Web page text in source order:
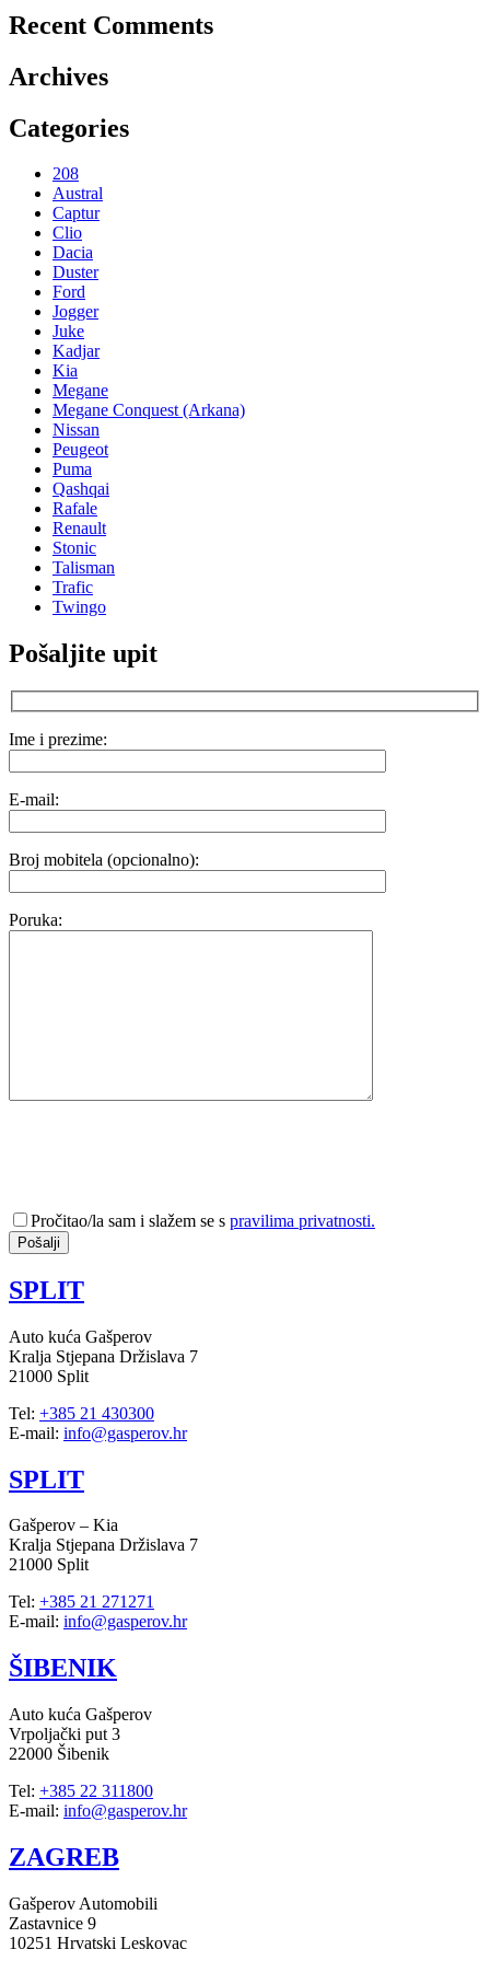
Recent Comments
Archives
Categories
208
Austral
Captur
Clio
Dacia
Duster
Ford
Jogger
Juke
Kadjar
Kia
Megane
Megane Conquest (Arkana)
Nissan
Peugeot
Puma
Qashqai
Rafale
Renault
Stonic
Talisman
Trafic
Twingo
Pošaljite upit
Ime i prezime:
E-mail:
Broj mobitela (opcionalno):
Poruka:
Pročitao/la sam i slažem se s pravilima privatnosti.
SPLIT
Auto kuća Gašperov
Kralja Stjepana Držislava 7
21000 Split
Tel: +385 21 430300
E-mail: info@gasperov.hr
SPLIT
Gašperov – Kia
Kralja Stjepana Držislava 7
21000 Split
Tel: +385 21 271271
E-mail: info@gasperov.hr
ŠIBENIK
Auto kuća Gašperov
Vrpoljački put 3
22000 Šibenik
Tel: +385 22 311800
E-mail: info@gasperov.hr
ZAGREB
Gašperov Automobili
Zastavnice 9
10251 Hrvatski Leskovac